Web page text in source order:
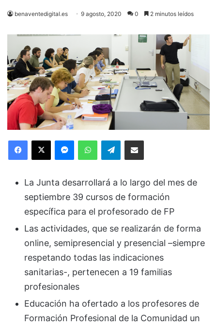
benaventedigital.es 9 agosto, 2020 0 2 minutos leídos
Facebook
X MessengerWhatsAppTelegramCompartir via Email
La Junta desarrollará a lo largo del mes de
septiembre 39 cursos de formación
específica para el profesorado de FP
Las actividades, que se realizarán de forma
online, semipresencial y presencial –siempre
respetando todas las indicaciones
sanitarias-, pertenecen a 19 familias
profesionales
Educación ha ofertado a los profesores de
Formación Profesional de la Comunidad un